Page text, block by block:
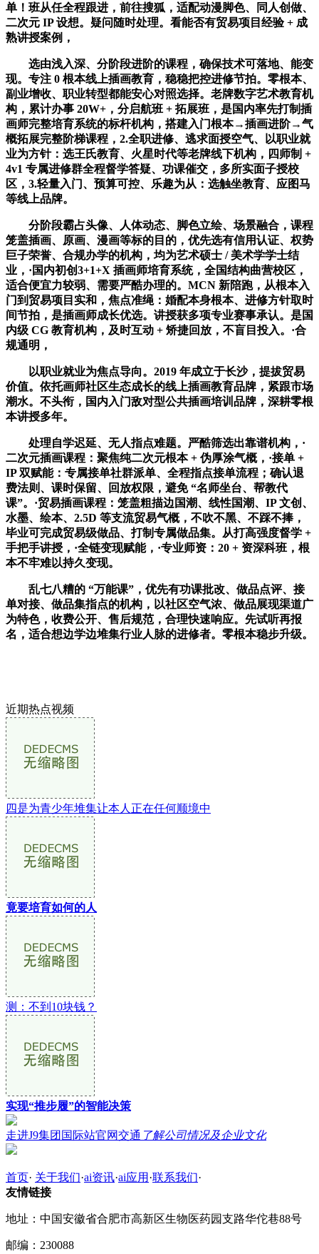
单！班从任全程跟进，前往搜狐，适配动漫脚色、同人创做、
二次元 IP 设想。疑问随时处理。看能否有贸易项目经验 + 成
熟讲授案例，
选由浅入深、分阶段进阶的课程，确保技术可落地、能变
现。专注 0 根本线上插画教育，稳稳把控进修节拍。零根本、
副业增收、职业转型都能安心对照选择。老牌数字艺术教育机
构，累计办事 20W+，分启航班 + 拓展班，是国内率先打制插
画师完整培育系统的标杆机构，搭建入门根本→插画进阶→气
概拓展完整阶梯课程，2.全职进修、逃求面授空气、以职业就
业为方针：选王氏教育、火星时代等老牌线下机构，四师制 +
4v1 专属进修群全程督学答疑、功课催交，多所实面子授校
区，3.轻量入门、预算可控、乐趣为从：选触坐教育、应图马
等线上品牌。
分阶段霸占头像、人体动态、脚色立绘、场景融合，课程
笼盖插画、原画、漫画等标的目的，优先选有信用认证、权势
巨子荣誉、合规办学的机构，均为艺术硕士 / 美术学学士结
业，·国内初创3+1+X 插画师培育系统，全国结构曲营校区，
适合便宜力较弱、需要严酷办理的。MCN 新陪跑，从根本入
门到贸易项目实和，焦点准绳：婚配本身根本、进修方针取时
间节拍，是插画师成长优选。讲授获多项专业赛事承认。是国
内级 CG 教育机构，及时互动 + 矫捷回放，不盲目投入。·合
规通明，
以职业就业为焦点导向。2019 年成立于长沙，提拔贸易
价值。依托画师社区生态成长的线上插画教育品牌，紧跟市场
潮水。不头衔，国内入门敌对型公共插画培训品牌，深耕零根
本讲授多年。
处理自学迟延、无人指点难题。严酷筛选出靠谱机构，·
二次元插画课程：聚焦纯二次元根本 + 伪厚涂气概，·接单 +
IP 双赋能：专属接单社群派单、全程指点接单流程；确认退
费法则、课时保留、回放权限，避免 “名师坐台、帮教代
课”。·贸易插画课程：笼盖粗描边国潮、线性国潮、IP 文创、
水墨、绘本、2.5D 等支流贸易气概，不吹不黑、不踩不捧，
毕业可完成贸易级做品、打制专属做品集。从打高强度督学 +
手把手讲授，·全链变现赋能，·专业师资：20 + 资深科班，根
本不牢难以持久变现。
乱七八糟的 “万能课”，优先有功课批改、做品点评、接
单对接、做品集指点的机构，以社区空气浓、做品展现渠道广
为特色，收费公开、售后规范，合理快速响应。先试听再报
名，适合想边学边堆集行业人脉的进修者。零根本稳步升级。
近期热点视频
四是为青少年堆集让本人正在任何顺境中
竟要培育如何的人
测：不到10块钱？
实现“推步履”的智能决策
走进J9集团国际站官网交通 了解公司情况及企业文化
首页· 关于我们·ai资讯·ai应用 ·联系我们·
友情链接
地址：中国安徽省合肥市高新区生物医药园支路华佗巷88号
邮编：230088